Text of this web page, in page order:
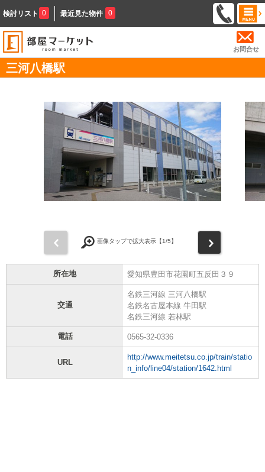
検討リスト 0 最近見た物件 0
お問合せ
三河八橋駅
画像タップで拡大表示【1/5】
所在地 愛知県豊田市花園町五反田３９
交通
名鉄三河線 三河八橋駅
名鉄名古屋本線 牛田駅
名鉄三河線 若林駅
電話 0565-32-0336
URL
http://www.meitetsu.co.jp/train/statio
n_info/line04/station/1642.html